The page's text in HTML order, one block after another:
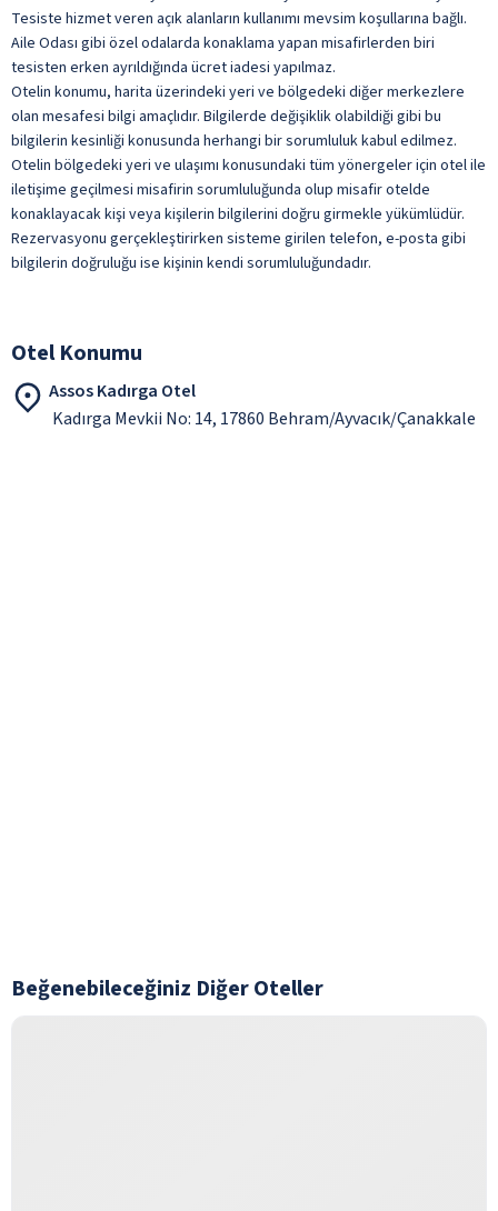
Tesiste hizmet veren açık alanların kullanımı mevsim koşullarına bağlı.
Aile Odası gibi özel odalarda konaklama yapan misafirlerden biri
tesisten erken ayrıldığında ücret iadesi yapılmaz.
Otelin konumu, harita üzerindeki yeri ve bölgedeki diğer merkezlere
olan mesafesi bilgi amaçlıdır. Bilgilerde değişiklik olabildiği gibi bu
bilgilerin kesinliği konusunda herhangi bir sorumluluk kabul edilmez.
Otelin bölgedeki yeri ve ulaşımı konusundaki tüm yönergeler için otel ile
iletişime geçilmesi misafirin sorumluluğunda olup misafir otelde
konaklayacak kişi veya kişilerin bilgilerini doğru girmekle yükümlüdür.
Rezervasyonu gerçekleştirirken sisteme girilen telefon, e-posta gibi
bilgilerin doğruluğu ise kişinin kendi sorumluluğundadır.
Otel Konumu
Assos Kadırga Otel
Kadırga Mevkii No: 14, 17860 Behram/Ayvacık/Çanakkale
Beğenebileceğiniz Diğer Oteller